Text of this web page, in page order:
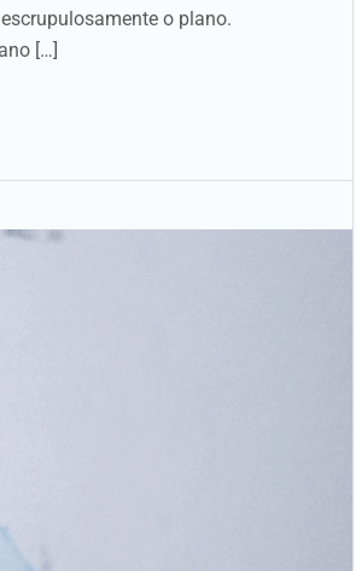
o plano.
[…]